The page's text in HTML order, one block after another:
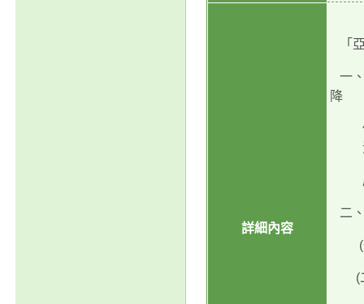
詳細內容
「
一
降
二
(一)
(二)